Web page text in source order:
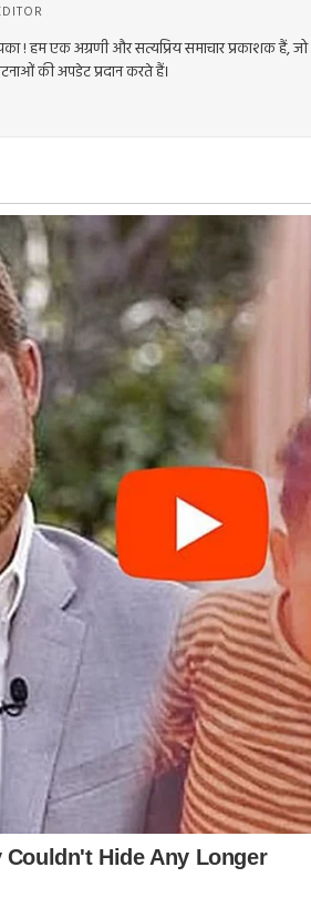
! हम एक अग्रणी और सत्यप्रिय समाचार प्रकाशक हैं,
की अपडेट प्रदान करते हैं।